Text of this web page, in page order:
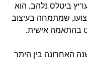
ביטלס נלהב, הוא
שמתמחה בעיצוב
בהתאמה אישית.
האחרונה בין היתר